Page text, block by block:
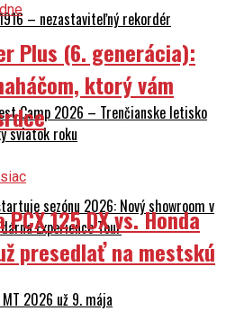
– nezastaviteľný rekordér
Camp 2026 – Trenčianske letisko
sviatok roku
sezónu 2026: Nový showroom v
Experience Tour
MT 2026 už 9. mája
Plus (6. generácia):
ktorý vám
125 DX vs. Honda
presedlať na mestskú